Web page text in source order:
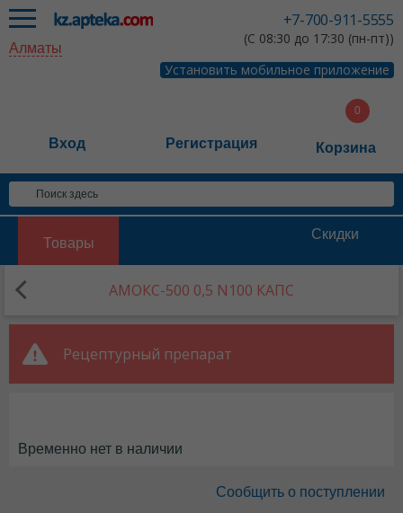
+7-700-911-5555
(С 08:30 до 17:30 (пн-пт))
Установить мобильное приложение
Алматы
Вход Регистрация Корзина
Товары
Скидки
АМОКС-500 0,5 N100 КАПС
Рецептурный препарат
Временно нет в наличии
Сообщить о поступлении